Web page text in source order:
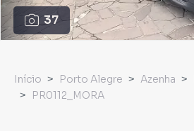
37
Início Porto Alegre Azenha
PR0112_MORA